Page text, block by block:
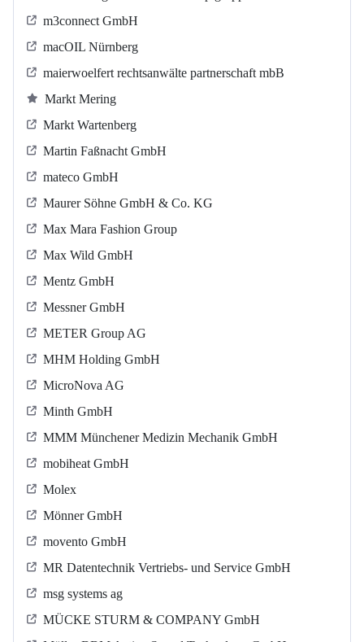
m3connect GmbH
macOIL Nürnberg
maierwoelfert rechtsanwälte partnerschaft mbB
Markt Mering
Markt Wartenberg
Martin Faßnacht GmbH
mateco GmbH
Maurer Söhne GmbH & Co. KG
Max Mara Fashion Group
Max Wild GmbH
Mentz GmbH
Messner GmbH
METER Group AG
MHM Holding GmbH
MicroNova AG
Minth GmbH
MMM Münchener Medizin Mechanik GmbH
mobiheat GmbH
Molex
Mönner GmbH
movento GmbH
MR Datentechnik Vertriebs- und Service GmbH
msg systems ag
MÜCKE STURM & COMPANY GmbH